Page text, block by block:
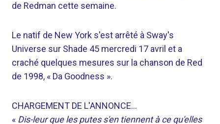
de Redman cette semaine.
Le natif de New York s'est arrêté à Sway's
Universe sur Shade 45 mercredi 17 avril et a
craché quelques mesures sur la chanson de Red
de 1998, « Da Goodness ».
CHARGEMENT DE L'ANNONCE…
« Dis-leur que les putes s'en tiennent à ce qu'elles